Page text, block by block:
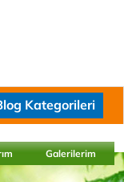
Kategorileri
Galerilerim